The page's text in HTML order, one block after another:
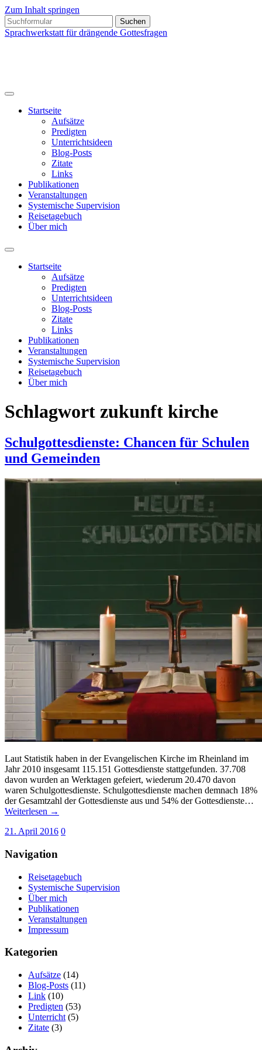
Zum Inhalt springen
Suchen
nach:
Sprachwerkstatt für drängende Gottesfragen
Startseite
Aufsätze
Predigten
Unterrichtsideen
Blog-Posts
Zitate
Links
Publikationen
Veranstaltungen
Systemische Supervision
Reisetagebuch
Über mich
Suchfeld
ein-/ausblenden
Startseite
Aufsätze
Predigten
Unterrichtsideen
Blog-Posts
Zitate
Links
Publikationen
Veranstaltungen
Systemische Supervision
Reisetagebuch
Über mich
Schlagwort zukunft kirche
Schulgottesdienste: Chancen für Schulen
und Gemeinden
Laut Statistik haben in der Evangelischen Kirche im Rheinland im
Jahr 2010 insgesamt 115.151 Gottesdienste stattgefunden. 37.708
davon wurden an Werktagen gefeiert, wiederum 20.470 davon
waren Schulgottesdienste. Schulgottesdienste machen demnach 18%
der Gesamtzahl der Gottesdienste aus und 54% der Gottesdienste…
Weiterlesen →
21. April 2016 0
Navigation
Reisetagebuch
Systemische Supervision
Über mich
Publikationen
Veranstaltungen
Impressum
Kategorien
Aufsätze (14)
Blog-Posts (11)
Link (10)
Predigten (53)
Unterricht (5)
Zitate (3)